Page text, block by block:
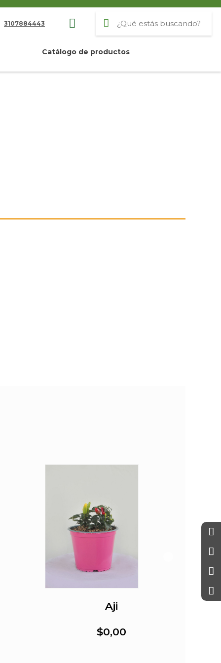
3107884443
Catálogo de productos
Aji
$0,00